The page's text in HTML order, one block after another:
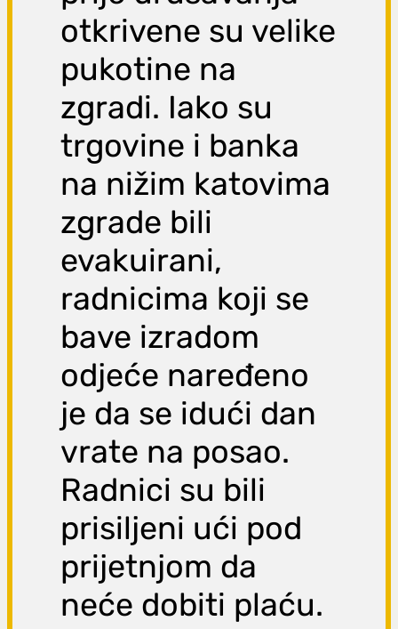
otkrivene su velike
pukotine na
zgradi. Iako su
trgovine i banka
na nižim katovima
zgrade bili
evakuirani,
radnicima koji se
bave izradom
odjeće naređeno
je da se idući dan
vrate na posao.
Radnici su bili
prisiljeni ući pod
prijetnjom da
neće dobiti plaću.